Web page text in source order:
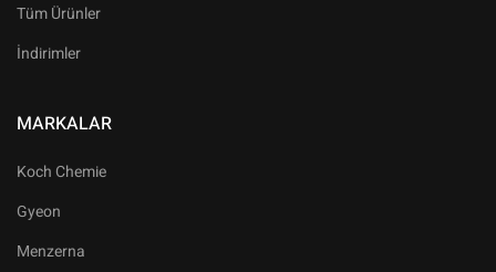
Tüm Ürünler
İndirimler
MARKALAR
Koch Chemie
Gyeon
Menzerna